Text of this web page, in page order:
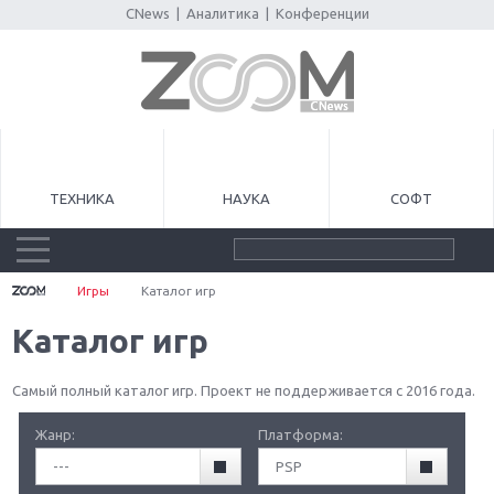
CNews Аналитика Конференции
ТЕХНИКА НАУКА СОФТ
Игры Каталог игр
Каталог игр
Самый полный каталог игр. Проект не поддерживается с 2016 года.
Жанр:
---
Платформа:
PSP